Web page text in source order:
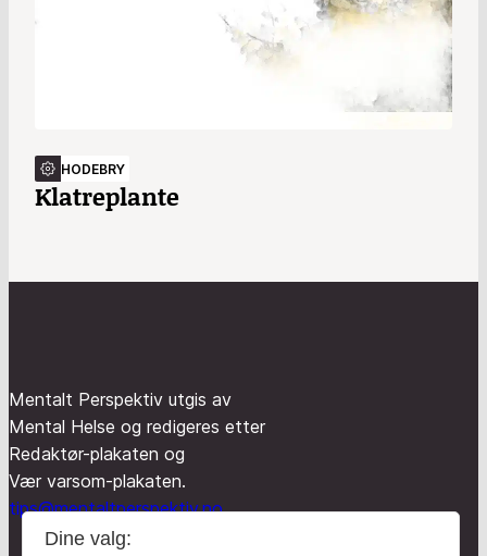
HODEBRY
Klatreplante
Mentalt Perspektiv utgis av
Mental Helse og redigeres etter
Redaktør-plakaten og
Vær varsom-plakaten.
tips@mentaltperspektiv.no
Dine valg: